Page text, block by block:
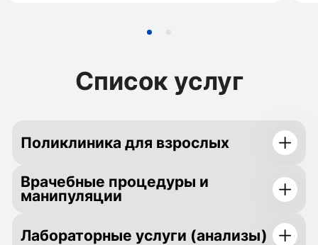
Список услуг
Поликлиника для взрослых
Врачебные процедуры и
манипуляции
Лабораторные услуги (анализы)